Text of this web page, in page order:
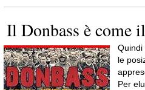
Il Donbass è come
Quindi
le
Per